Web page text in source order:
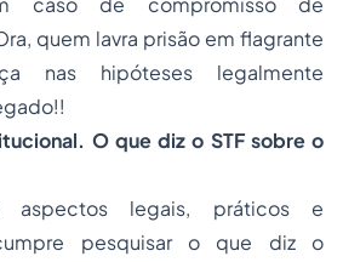
quem lavra prisão em flagrante
nas hipóteses legalmente
O que diz o STF sobre o
aspectos legais, práticos e
pesquisar o que diz o